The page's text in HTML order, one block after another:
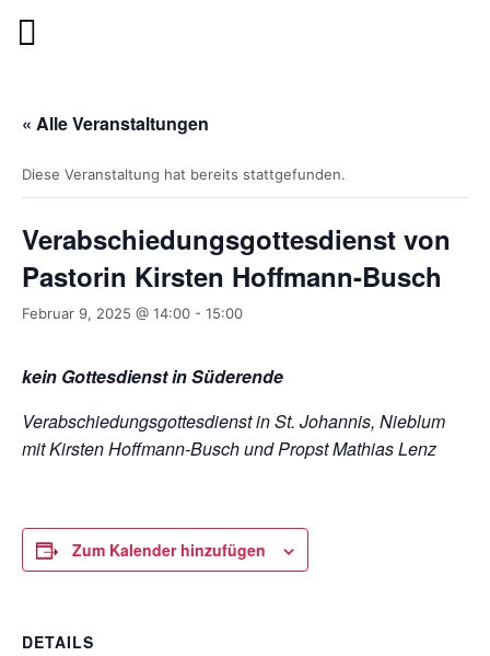
« Alle Veranstaltungen
Diese Veranstaltung hat bereits stattgefunden.
Verabschiedungsgottesdienst von
Pastorin Kirsten Hoffmann-Busch
Februar 9, 2025 @ 14:00 - 15:00
kein Gottesdienst in Süderende
Verabschiedungsgottesdienst in St. Johannis, Nieblum
mit Kirsten Hoffmann-Busch und Propst Mathias Lenz
Zum Kalender hinzufügen
DETAILS